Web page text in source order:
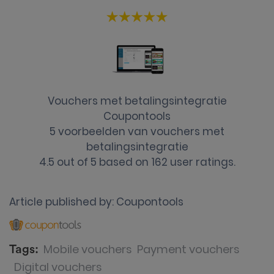
Vouchers met betalingsintegratie
Coupontools
5 voorbeelden van vouchers met
betalingsintegratie
4.5 out of 5 based on 162 user ratings.
Article published by: Coupontools
Tags: Mobile vouchers Payment vouchers
Digital vouchers